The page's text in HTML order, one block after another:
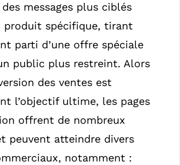
messages plus ciblés
produit spécifique, tirant
parti d’une offre spéciale
public plus restreint. Alors
des ventes est
l’objectif ultime, les pages
offrent de nombreux
peuvent atteindre divers
notamment :